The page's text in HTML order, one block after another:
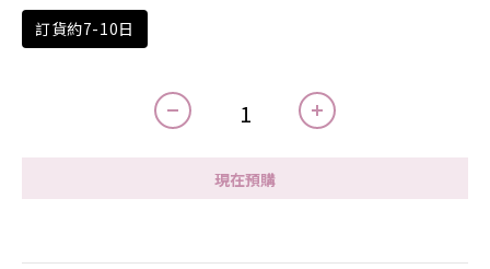
訂貨約7-10日
現在預購